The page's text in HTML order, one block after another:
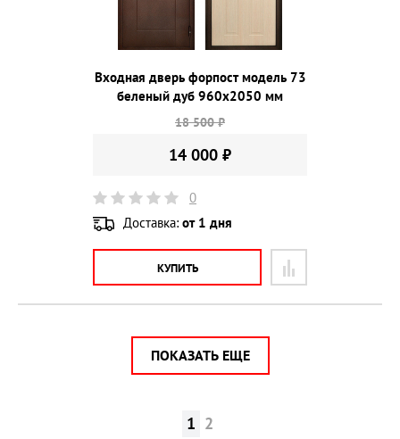
Входная дверь форпост модель 73
беленый дуб 960х2050 мм
18 500 ₽
14 000 ₽
0
Доставка: от 1 дня
КУПИТЬ
ПОКАЗАТЬ ЕЩЕ
1 2